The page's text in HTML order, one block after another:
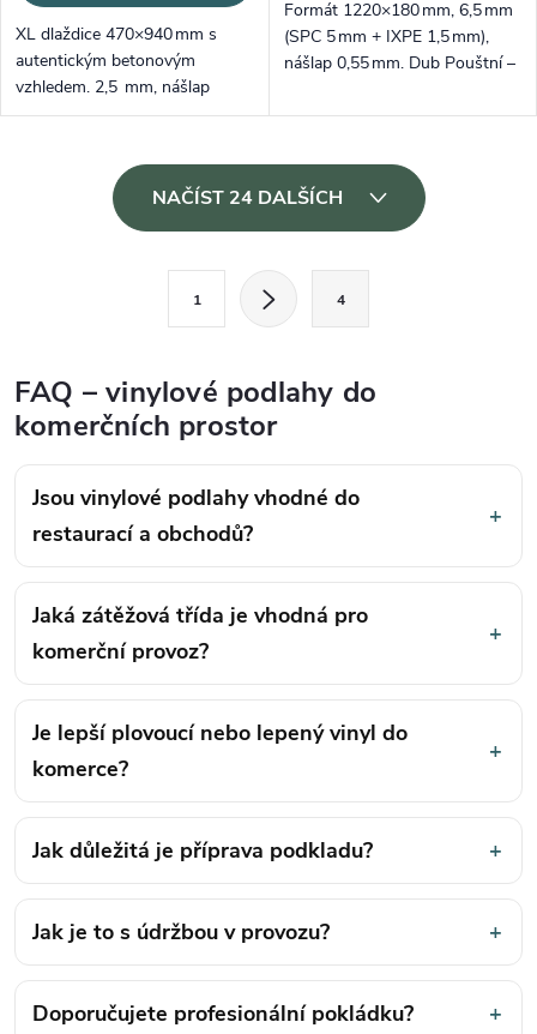
XL dlaždice 470×940 mm s
autentickým betonovým
vzhledem. 2,5 mm, nášlap
0,7 mm – nadstandartní
Formát 1220×180 mm, 6,5 mm
(SPC 5 mm + IXPE 1,5 mm),
nášlap 0,55 mm. Dub Pouštní –
došlap a rychlá pokládka na
Ovládací prvky výpisu
NAČÍST 24 DALŠÍCH
1 4
FAQ – vinylové podlahy do
komerčních prostor
Jsou vinylové podlahy vhodné do
restaurací a obchodů?
+
Jaká zátěžová třída je vhodná pro
komerční provoz?
+
Je lepší plovoucí nebo lepený vinyl do
komerce?
+
Jak důležitá je příprava podkladu? +
Jak je to s údržbou v provozu? +
Doporučujete profesionální pokládku? +